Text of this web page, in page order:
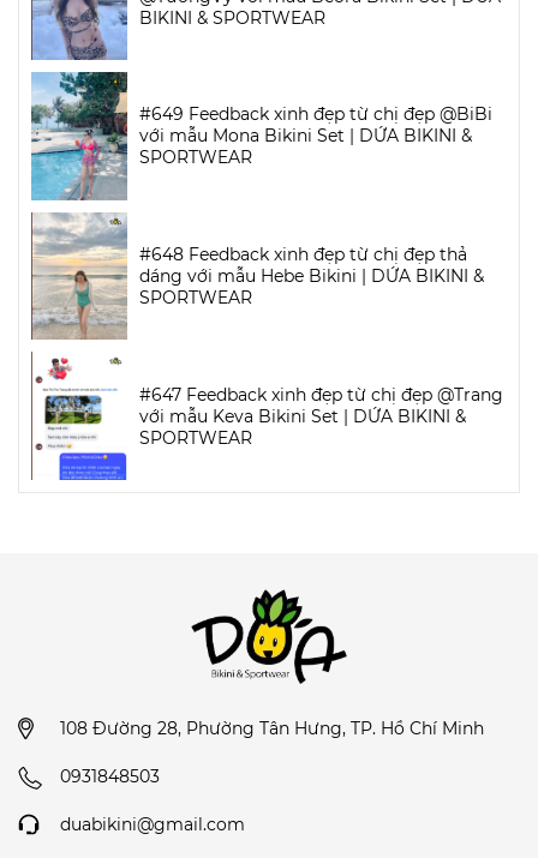
BIKINI & SPORTWEAR
#649 Feedback xinh đẹp từ chị đẹp @BiBi
với mẫu Mona Bikini Set | DỨA BIKINI &
SPORTWEAR
#648 Feedback xinh đẹp từ chị đẹp thả
dáng với mẫu Hebe Bikini | DỨA BIKINI &
SPORTWEAR
#647 Feedback xinh đẹp từ chị đẹp @Trang
với mẫu Keva Bikini Set | DỨA BIKINI &
SPORTWEAR
108 Đường 28, Phường Tân Hưng, TP. Hồ Chí Minh
0931848503
duabikini@gmail.com